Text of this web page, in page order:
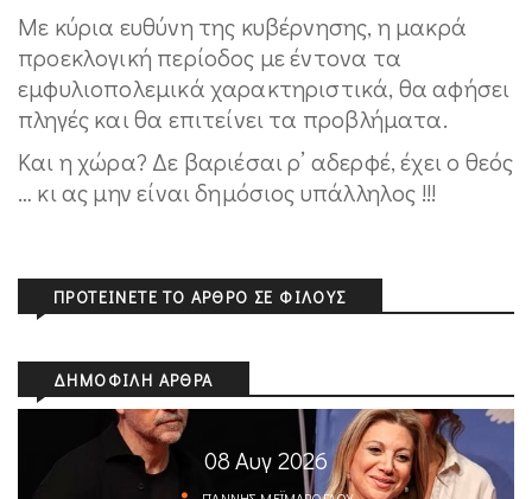
Με κύρια ευθύνη της κυβέρνησης, η μακρά
προεκλογική περίοδος με έντονα τα
εμφυλιοπολεμικά χαρακτηριστικά, θα αφήσει
πληγές και θα επιτείνει τα προβλήματα.
Και η χώρα? Δε βαριέσαι ρ’ αδερφέ, έχει ο θεός
… κι ας μην είναι δημόσιος υπάλληλος !!!
ΠΡΟΤΕΊΝΕΤΕ ΤΟ ΆΡΘΡΟ ΣΕ ΦΊΛΟΥΣ
ΔΗΜΟΦΙΛΉ ΆΡΘΡΑ
08 Αυγ 2026